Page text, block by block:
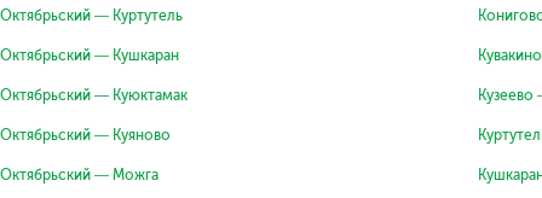
Октябрьский — Куртутель
Октябрьский — Кушкаран
Октябрьский — Куюктамак
Октябрьский — Куяново
Октябрьский — Можга